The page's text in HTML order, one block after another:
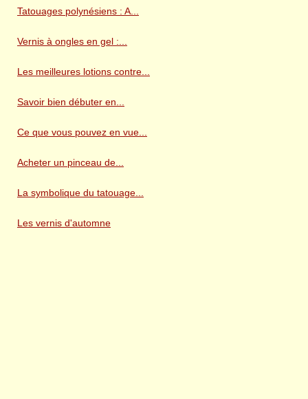
Tatouages polynésiens : A...
Vernis à ongles en gel :...
Les meilleures lotions contre...
Savoir bien débuter en...
Ce que vous pouvez en vue...
Acheter un pinceau de...
La symbolique du tatouage...
Les vernis d'automne